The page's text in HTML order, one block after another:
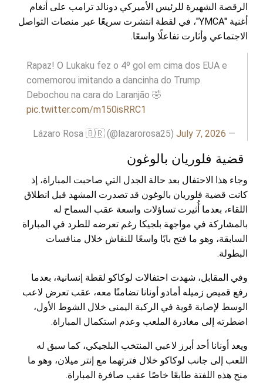
الرقصة الشهيرة للرئيس الأميركي دونالد ترامب على أنغام
أغنية "YMCA"، في لقطة انتشرت سريعًا عبر منصات التواصل
الاجتماعي وأثارت تفاعلًا واسعًا.
Rapaz! O Lukaku fez o 4º gol em cima dos EUA e
comemorou imitando a dancinha do Trump.
Debochou na cara do Laranjão 🤣
pic.twitter.com/m150isRRC1
— Lázaro Rosa 🇧🇷 (@lazarorosa25)
July 7, 2026
قضية فلوريان بالوغون
وجاء هذا الاحتفال بعد حالة الجدل التي صاحبت المباراة، إذ
كانت قضية فلوريان بالوغون قد تصدرت المشهد قبل انطلاق
اللقاء، بعدما أُثيرت تساؤلات واسعة عقب السماح له
بالمشاركة في مواجهة بلجيكا رغم تعرضه للطرد في المباراة
السابقة، وهو ما فتح بابًا واسعًا للنقاش خلال منافسات
البطولة.
وفي المقابل، شهدت احتفالات لوكاكو لقطة إنسانية، بعدما
رفع قميص زميله أمادو أونانا تضامنًا معه، عقب تعرض لاعب
الوسط لإصابة قوية في الركبة اليمنى خلال الشوط الأول،
اضطرته إلى مغادرة الملعب وعدم استكمال المباراة.
ويعد أونانا أحد أبرز لاعبي المنتخب البلجيكي، كما سبق له
اللعب إلى جانب لوكاكو خلال فترتهما مع إنتر ميلان، وهو ما
منح هذه اللفتة طابعًا خاصًا عقب صافرة المباراة.